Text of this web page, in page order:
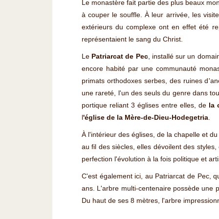
Le monastère fait partie des plus beaux
à couper le souffle. À leur arrivée, les
extérieurs du complexe ont en effet été
représentaient le sang du Christ.
Le Patriarcat de Pec, installé sur un
encore habité par une communauté
primats orthodoxes serbes, des ruines
une rareté, l'un des seuls du genre dans
portique reliant 3 églises entre elles, de la
'église de la Mère-de-Dieu-Hodegetria.
À l'intérieur des églises, de la chapelle et
au fil des siècles, elles dévoilent des
perfection l'évolution à la fois politique et
C'est également ici, au Patriarcat de Pec,
ans. L'arbre multi-centenaire possède une
Du haut de ses 8 mètres, l'arbre